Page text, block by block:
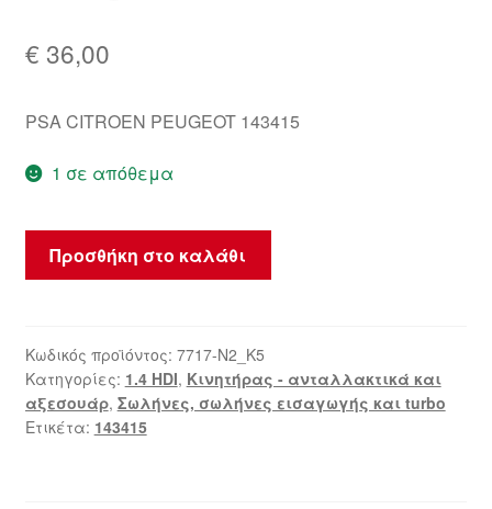
€ 36,00
PSA CITROEN PEUGEOT 143415
1 σε απόθεμα
Σύνδεσμος
αέρα
Citroën
Peugeot
143415
ποσότητα
Προσθήκη στο καλάθι
Κωδικός προϊόντος: 7717-N2_K5
Κατηγορίες: 1.4 HDI, Κινητήρας - ανταλλακτικά και
αξεσουάρ, Σωλήνες, σωλήνες εισαγωγής και turbo
Ετικέτα: 143415